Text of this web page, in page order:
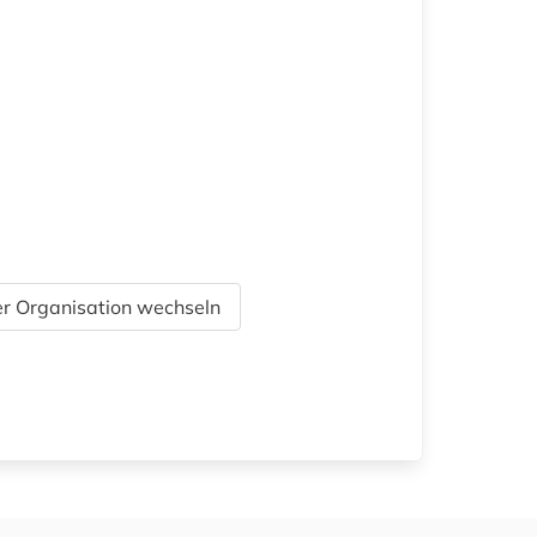
Organisation wechseln